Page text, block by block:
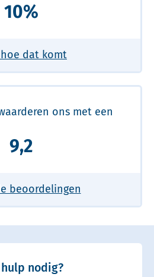
10%
hoe dat komt
ons met een
9,2
beoordelingen
nodig?